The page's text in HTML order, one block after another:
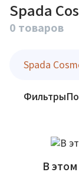
Spada
0 товаров
Spada
Фильтры
В